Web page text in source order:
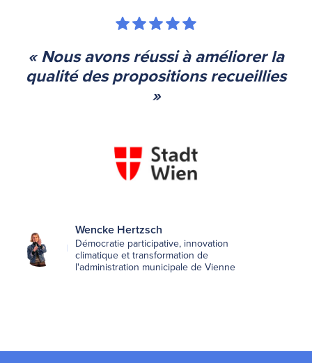
« Nous avons réussi à améliorer la
qualité des propositions recueillies
»
Wencke Hertzsch
Démocratie participative, innovation
climatique et transformation de
l'administration municipale de Vienne